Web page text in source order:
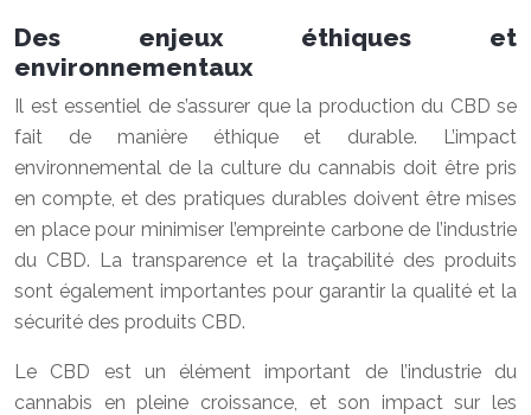
Des enjeux éthiques et
environnementaux
Il est essentiel de s’assurer que la production du CBD se
fait de manière éthique et durable. L’impact
environnemental de la culture du cannabis doit être pris
en compte, et des pratiques durables doivent être mises
en place pour minimiser l’empreinte carbone de l’industrie
du CBD. La transparence et la traçabilité des produits
sont également importantes pour garantir la qualité et la
sécurité des produits CBD.
Le CBD est un élément important de l’industrie du
cannabis en pleine croissance, et son impact sur les